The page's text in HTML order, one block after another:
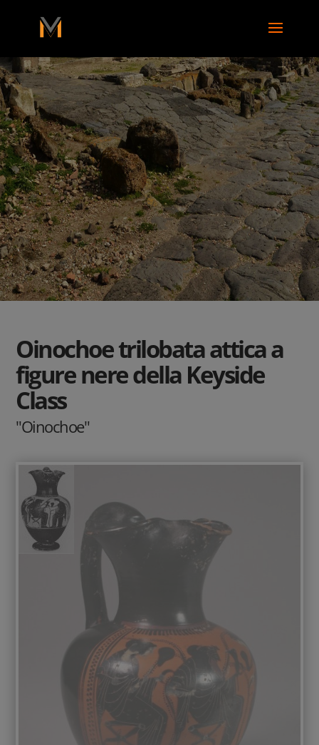
Oinochoe trilobata attica a
figure nere della Keyside
Class
"Oinochoe"